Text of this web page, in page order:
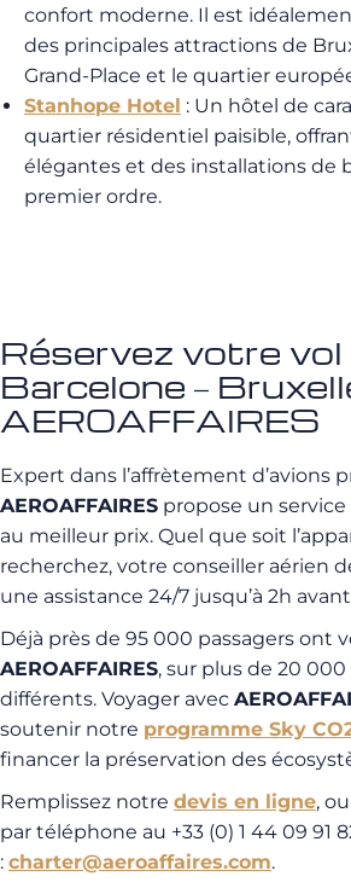
confort moderne. Il est
des principales attractions de
Grand-Place et le quartier
Stanhope Hotel : Un hôtel de
quartier résidentiel paisible,
élégantes et des installations de
premier ordre.
Réservez votre vol
Barcelone –
AEROAFFAIRES
Expert dans l’affrètement d’avions
AEROAFFAIRES propose un
au meilleur prix. Quel que soit
recherchez, votre conseiller aérien
une assistance 24/7 jusqu’à 2h
Déjà près de 95 000 passagers ont
AEROAFFAIRES, sur plus de 20
différents. Voyager avec
soutenir notre programme Sky
financer la préservation des
Remplissez notre devis en ligne,
par téléphone au +33 (0) 1 44 09 91
: charter@aeroaffaires.com.